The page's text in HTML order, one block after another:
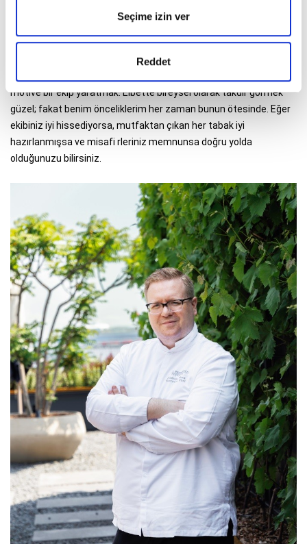
Seçime izin ver
Reddet
M.T: Sizin için iyi bir şef olmak ne anlama geliyor? Bu açıdan
A.B:Benim için iyi bir şef olmak, birçok farklı unsuru ustalıkla
dengeleyebilmek demek. Kusursuz tabaklar sunmak, mali açıdan
motive bir ekip yaratmak. Elbette bireysel olarak takdir görmek
güzel; fakat benim önceliklerim her zaman bunun ötesinde. Eğer
ekibiniz iyi hissediyorsa, mutfaktan çıkan her tabak iyi
hazırlanmışsa ve misafi rleriniz memnunsa doğru yolda
olduğunuzu bilirsiniz.